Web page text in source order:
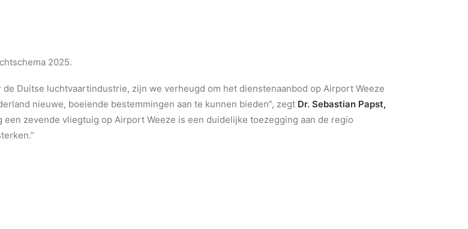
2025.
Duitse luchtvaartindustrie, zijn we verheugd om het dienstenaanbod op Airport Weeze
nieuwe, boeiende bestemmingen aan te kunnen bieden”, zegt Dr. Sebastian Papst,
een zevende vliegtuig op Airport Weeze is een duidelijke toezegging aan de regio